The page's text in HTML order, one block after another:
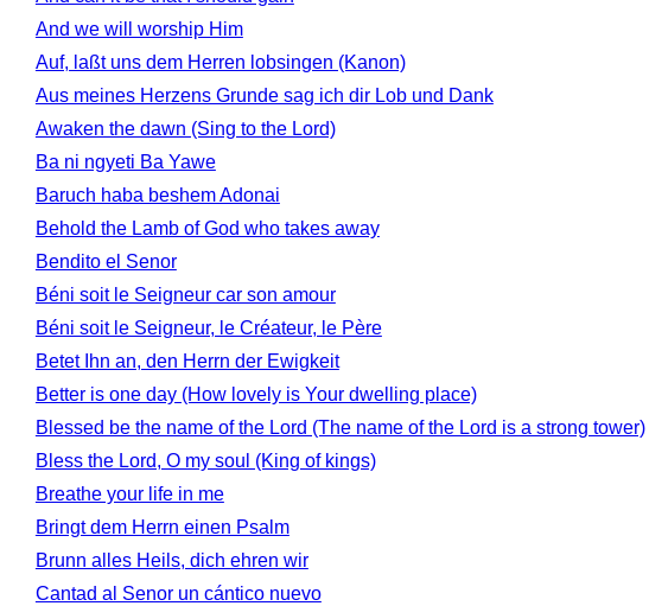
And we will worship Him
Auf, laßt uns dem Herren lobsingen (Kanon)
Aus meines Herzens Grunde sag ich dir Lob und Dank
Awaken the dawn (Sing to the Lord)
Ba ni ngyeti Ba Yawe
Baruch haba beshem Adonai
Behold the Lamb of God who takes away
Bendito el Senor
Béni soit le Seigneur car son amour
Béni soit le Seigneur, le Créateur, le Père
Betet Ihn an, den Herrn der Ewigkeit
Better is one day (How lovely is Your dwelling place)
Blessed be the name of the Lord (The name of the Lord is a strong tower)
Bless the Lord, O my soul (King of kings)
Breathe your life in me
Bringt dem Herrn einen Psalm
Brunn alles Heils, dich ehren wir
Cantad al Senor un cántico nuevo